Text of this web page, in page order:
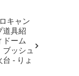
キャン
道具紹
ドーム
ッシュ
- りょ